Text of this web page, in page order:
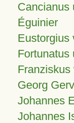
Cancianus
Éguinier
Eustorgius
Fortunatus
Georg
Johannes
Johannes